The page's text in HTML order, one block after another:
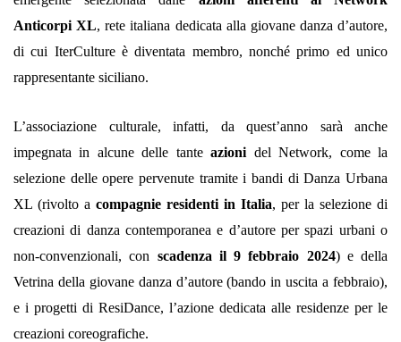
Anticorpi XL, rete italiana dedicata alla giovane danza d’autore,
di cui IterCulture è diventata membro, nonché primo ed unico
rappresentante siciliano.
L’associazione culturale, infatti, da quest’anno sarà anche
impegnata in alcune delle tanteazioni del Network, come la
selezione delle opere pervenute tramite i bandi diDanza Urbana
XL (rivolto a compagnie residenti in Italia, per la selezione di
creazioni di danza contemporanea e d’autore per spazi urbani o
non-convenzionali, con scadenza il 9 febbraio 2024) e della
Vetrina della giovane danza d’autore(bando in uscita a febbraio),
e i progetti di ResiDance, l’azione dedicata alle residenze per le
creazioni coreografiche.